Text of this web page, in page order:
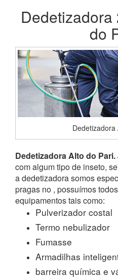
do
Dedetizadora
Dedetizadora Alto do Pari.
com algum tipo de inseto,
a dedetizadora somos
pragas no , possuímos
equipamentos tais como:
Pulverizador costal
Termo nebulizador
Fumasse
Armadilhas
barreira química e